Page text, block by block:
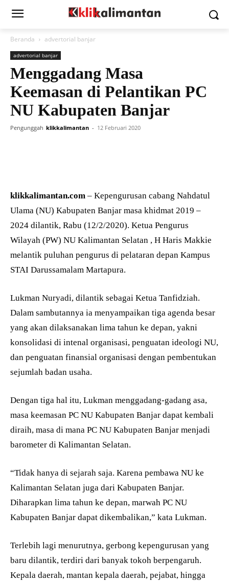
Beranda advertorial banjar
advertorial banjar
Menggadang Masa
Keemasan di Pelantikan PC
NU Kabupaten Banjar
Pengunggah klikkalimantan - 12 Februari 2020
klikkalimantan.com – Kepengurusan cabang Nahdatul
Ulama (NU) Kabupaten Banjar masa khidmat 2019 –
2024 dilantik, Rabu (12/2/2020). Ketua Pengurus
Wilayah (PW) NU Kalimantan Selatan , H Haris Makkie
melantik puluhan pengurus di pelataran depan Kampus
STAI Darussamalam Martapura.
Lukman Nuryadi, dilantik sebagai Ketua Tanfidziah.
Dalam sambutannya ia menyampaikan tiga agenda besar
yang akan dilaksanakan lima tahun ke depan, yakni
konsolidasi di intenal organisasi, penguatan ideologi NU,
dan penguatan finansial organisasi dengan pembentukan
sejumlah badan usaha.
Dengan tiga hal itu, Lukman menggadang-gadang asa,
masa keemasan PC NU Kabupaten Banjar dapat kembali
diraih, masa di mana PC NU Kabupaten Banjar menjadi
barometer di Kalimantan Selatan.
“Tidak hanya di sejarah saja. Karena pembawa NU ke
Kalimantan Selatan juga dari Kabupaten Banjar.
Diharapkan lima tahun ke depan, marwah PC NU
Kabupaten Banjar dapat dikembalikan,” kata Lukman.
Terlebih lagi menurutnya, gerbong kepengurusan yang
baru dilantik, terdiri dari banyak tokoh berpengaruh.
Kepala daerah, mantan kepala daerah, pejabat, hingga